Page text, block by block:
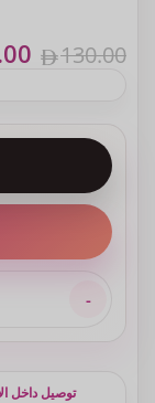
130.00
توصيل داخل